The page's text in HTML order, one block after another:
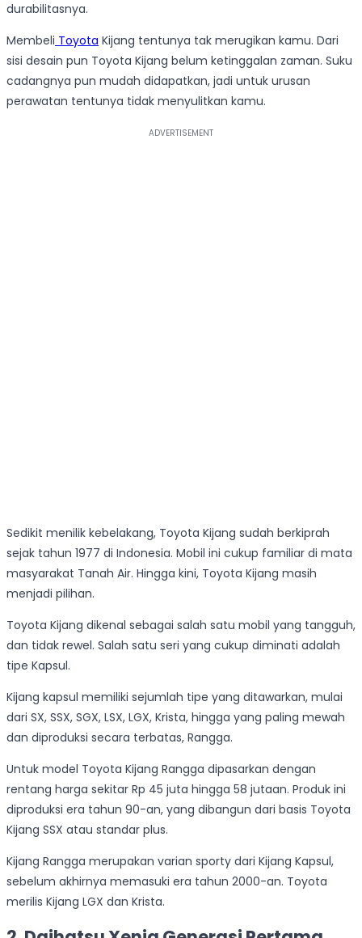
durabilitasnya.
Membeli Toyota Kijang tentunya tak merugikan kamu. Dari
sisi desain pun Toyota Kijang belum ketinggalan zaman. Suku
cadangnya pun mudah didapatkan, jadi untuk urusan
perawatan tentunya tidak menyulitkan kamu.
Sedikit menilik kebelakang, Toyota Kijang sudah berkiprah
sejak tahun 1977 di Indonesia. Mobil ini cukup familiar di mata
masyarakat Tanah Air. Hingga kini, Toyota Kijang masih
menjadi pilihan.
Toyota Kijang dikenal sebagai salah satu mobil yang tangguh,
dan tidak rewel. Salah satu seri yang cukup diminati adalah
tipe Kapsul.
Kijang kapsul memiliki sejumlah tipe yang ditawarkan, mulai
dari SX, SSX, SGX, LSX, LGX, Krista, hingga yang paling mewah
dan diproduksi secara terbatas, Rangga.
Untuk model Toyota Kijang Rangga dipasarkan dengan
rentang harga sekitar Rp 45 juta hingga 58 jutaan. Produk ini
diproduksi era tahun 90-an, yang dibangun dari basis Toyota
Kijang SSX atau standar plus.
Kijang Rangga merupakan varian sporty dari Kijang Kapsul,
sebelum akhirnya memasuki era tahun 2000-an. Toyota
merilis Kijang LGX dan Krista.